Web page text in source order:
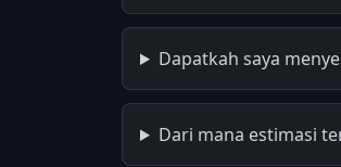
Dapatkah saya
Dari mana estimasi